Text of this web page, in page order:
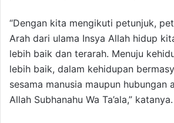
“Dengan kita mengikuti petunjuk,
Arah dari ulama Insya Allah hidup
lebih baik dan terarah. Menuju
lebih baik, dalam kehidupan
sesama manusia maupun hubungan
Allah Subhanahu Wa Ta’ala,” katanya.